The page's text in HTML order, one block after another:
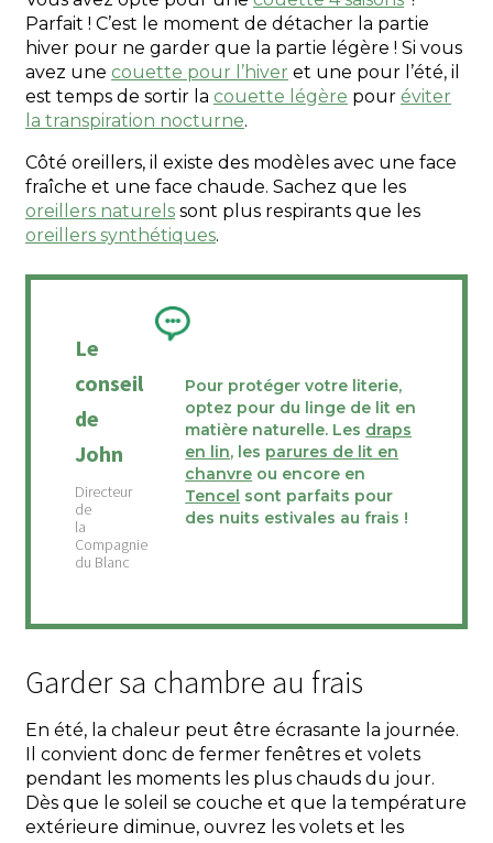
Parfait ! C’est le moment de détacher la partie
hiver pour ne garder que la partie légère ! Si vous
avez une couette pour l’hiver et une pour l’été, il
est temps de sortir la couette légère pour éviter
la transpiration nocturne.
Côté oreillers, il existe des modèles avec une face
fraîche et une face chaude. Sachez que les
oreillers naturels sont plus respirants que les
oreillers synthétiques.
Le
conseil
de
John
Pour protéger votre literie,
optez pour du linge de lit en
matière naturelle. Les draps
en lin, les parures de lit en
chanvre ou encore en
Tencel sont parfaits pour
des nuits estivales au frais !
Garder sa chambre au frais
En été, la chaleur peut être écrasante la journée.
Il convient donc de fermer fenêtres et volets
pendant les moments les plus chauds du jour.
Dès que le soleil se couche et que la température
extérieure diminue, ouvrez les volets et les